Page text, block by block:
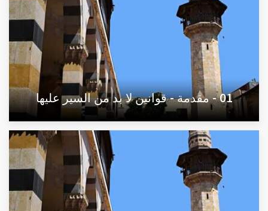
01 - مقدمة - قوانين لا بد من السير عليها